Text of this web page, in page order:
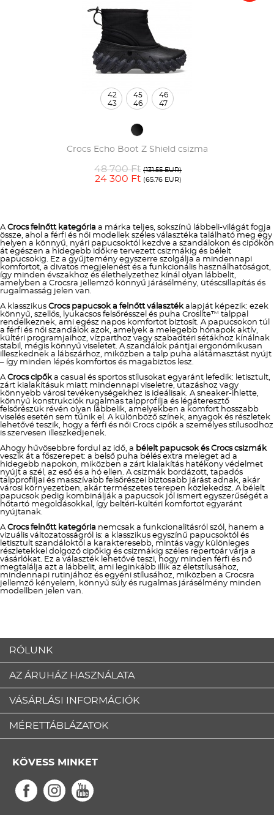
Crocs Echo Boot Z Shield csizma
48 700 Ft (131.55 EUR)
24 300 Ft (65.76 EUR)
42
43
45
46
46
47
ACrocs felnőtt kategória a márka teljes, sokszínű lábbeli-világát fogja
össze, ahol a férfi és női modellek széles választéka található meg egy
helyen a könnyű, nyári papucsoktól kezdve a szandálokon és cipőkön
át egészen a hidegebb időkre tervezett csizmákig és bélelt
papucsokig. Ez a gyűjtemény egyszerre szolgálja a mindennapi
komfortot, a divatos megjelenést és a funkcionális használhatóságot,
így minden évszakhoz és élethelyzethez kínál olyan lábbelit,
amelyben a Crocsra jellemző könnyű járásélmény, ütéscsillapítás és
rugalmasság jelen van.
A klasszikus Crocs papucsok a felnőtt választékalapját képezik: ezek
könnyű, szellős, lyukacsos felsőrésszel és puha Croslite™ talppal
rendelkeznek, ami egész napos komfortot biztosít. A papucsokon túl
a férfi és női szandálok azok, amelyek a melegebb hónapok aktív,
kültéri programjaihoz, vízparthoz vagy szabadtéri sétákhoz kínálnak
stabil, mégis könnyű viseletet. A szandálok pántjai ergonómikusan
illeszkednek a lábszárhoz, miközben a talp puha alátámasztást nyújt
– így minden lépés komfortos és magabiztos lesz.
ACrocs cipőka casual és sportos stílusokat egyaránt lefedik: letisztult,
zárt kialakításuk miatt mindennapi viseletre, utazáshoz vagy
könnyebb városi tevékenységekhez is ideálisak. A sneaker-ihlette,
könnyű konstrukciók rugalmas talpprofilja és légáteresztő
felsőrészük révén olyan lábbelik, amelyekben a komfort hosszabb
viselés esetén sem tűnik el. A különböző színek, anyagok és részletek
lehetővé teszik, hogy a férfi és női Crocs cipők a személyes stílusodhoz
is szervesen illeszkedjenek.
Ahogy hűvösebbre fordul az idő, a bélelt papucsok és Crocs csizmák
veszik át a főszerepet: a belső puha bélés extra meleget ad a
hidegebb napokon, miközben a zárt kialakítás hatékony védelmet
nyújt a szél, az eső és a hó ellen. A csizmák bordázott, tapadós
talpprofiljai és masszívabb felsőrészei biztosabb járást adnak, akár
városi környezetben, akár természetes terepen közlekedsz. A bélelt
papucsok pedig kombinálják a papucsok jól ismert egyszerűségét a
hőtartó megoldásokkal, így beltéri-kültéri komfortot egyaránt
nyújtanak.
ACrocs felnőtt kategória nemcsak a funkcionalitásról szól, hanem a
vizuális változatosságról is: a klasszikus egyszínű papucsoktól és
letisztult szandáloktól a karakteresebb, mintás vagy különleges
részletekkel dolgozó cipőkig és csizmákig széles repertoár várja a
vásárlókat. Ez a választék lehetővé teszi, hogy minden férfi és nő
megtalálja azt a lábbelit, ami leginkább illik az életstílusához,
mindennapi rutinjához és egyéni stílusához, miközben a Crocsra
jellemző kényelem, könnyű súly és rugalmas járásélmény minden
modellben jelen van.
RÓLUNK
AZ ÁRUHÁZ HASZNÁLATA
VÁSÁRLÁSI INFORMÁCIÓK
MÉRETTÁBLÁZATOK
KÖVESS MINKET